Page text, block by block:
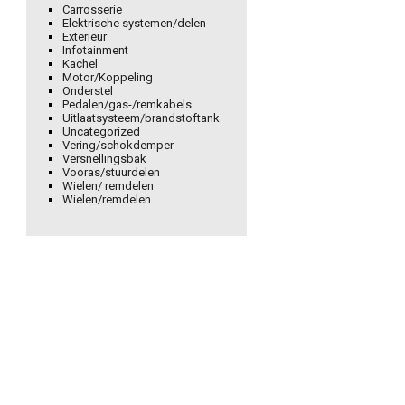
Carrosserie
Elektrische systemen/delen
Exterieur
Infotainment
Kachel
Motor/Koppeling
Onderstel
Pedalen/gas-/remkabels
Uitlaatsysteem/brandstoftank
Uncategorized
Vering/schokdemper
Versnellingsbak
Vooras/stuurdelen
Wielen/ remdelen
Wielen/remdelen